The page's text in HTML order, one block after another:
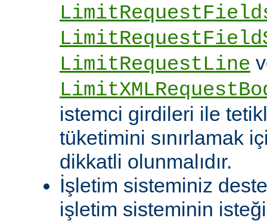
LimitRequestLine
istemci girdileri ile
tüketimini sınırlamak
dikkatli olunmalıdır.
İşletim sisteminiz
işletim sisteminin isteği